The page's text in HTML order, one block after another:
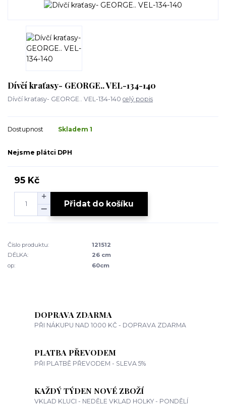
Dívčí kraťasy- GEORGE.. VEL-134-140
Dívčí kraťasy- GEORGE.. VEL-134-140 celý popis
Dostupnost Skladem 1
Nejsme plátci DPH
95 Kč
Přidat do košíku
Číslo produktu:
121512
DÉLKA:
26 cm
op:
60cm
DOPRAVA ZDARMA
PŘI NÁKUPU NAD 1000 KČ - DOPRAVA ZDARMA
PLATBA PŘEVODEM
PŘI PLATBĚ PŘEVODEM - SLEVA 5%
KAŽDÝ TÝDEN NOVÉ ZBOŽÍ
VKLAD KLUCI - NEDĚLE VKLAD HOLKY - PONDĚLÍ